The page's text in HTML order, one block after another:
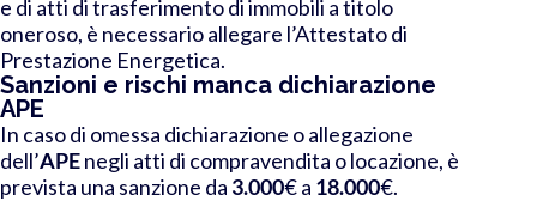
e di atti di trasferimento di immobili a titolo
oneroso, è necessario allegare l’Attestato di
Prestazione Energetica.
Sanzioni e rischi manca dichiarazione
APE
In caso di omessa dichiarazione o allegazione
dell’APEnegli atti di compravendita o locazione, è
prevista una sanzione da 3.000€ a 18.000€.